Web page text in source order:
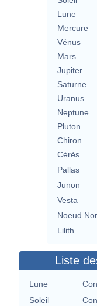
Lune
Mercure
Vénus
Mars
Jupiter
Saturne
Uranus
Neptune
Pluton
Chiron
Cérès
Pallas
Junon
Vesta
Noeud
Lilith
Liste
Lune
Soleil